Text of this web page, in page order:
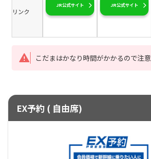
リンク
JR公式サイト JR公式サイト
こだまはかなり時間がかかるので注意
EX予約 ( 自由席)